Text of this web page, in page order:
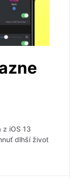
iOS 13
dlhší život